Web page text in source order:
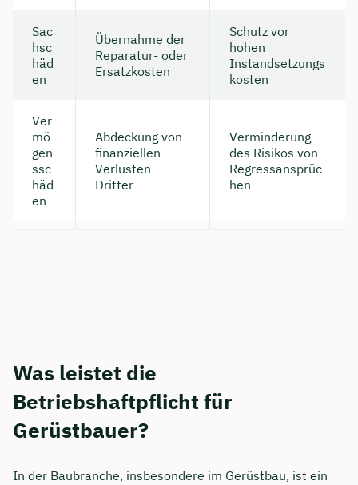
Sac
hsc
häd
en
Übernahme der
Reparatur- oder
Ersatzkosten
Schutz vor
hohen
Instandsetzungs
kosten
Ver
mö
gen
ssc
häd
en
Abdeckung von
finanziellen
Verlusten
Dritter
Verminderung
des Risikos von
Regressansprüc
hen
Was leistet die
Betriebshaftpflicht für
Gerüstbauer?
In der Baubranche, insbesondere im Gerüstbau, ist ein